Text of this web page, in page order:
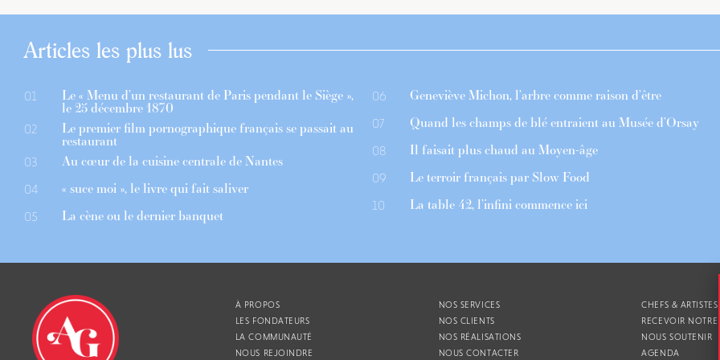
Articles les plus lus
01 Le « Menu d’un restaurant de Paris pendant le Siège »,
le 25 décembre 1870
02 Le premier film pornographique français se passait au
restaurant
03 Au cœur de la cuisine centrale de Nantes
04 « suce moi », le livre qui fait saliver
05 La cène ou le dernier banquet
06 Geneviève Michon, l’arbre comme raison d’être
07 Quand les champs de blé entraient au Musée d’Orsay
08 Il faisait plus chaud au Moyen-âge
09 Le terroir français par Slow Food
10 La table 42, l’infini commence ici
À PROPOS
LES FONDATEURS
LA COMMUNAUTÉ
NOUS REJOINDRE
NOS SERVICES
NOS CLIENTS
NOS RÉALISATIONS
NOUS CONTACTER
CHEFS & ARTISTES
RECEVOIR NOTRE
NOUS SOUTENIR
AGENDA